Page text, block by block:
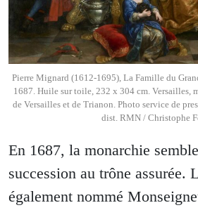
Pierre Mignard (1612-1695), La Famille du
1687. Huile sur toile, 232 x 304 cm. Versailles,
de Versailles et de Trianon. Photo service de
dist. RMN / Christophe
En 1687, la monarchie
succession au trône assurée.
également nommé